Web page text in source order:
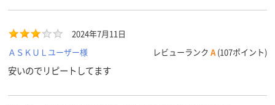
2024年7月11日
ＡＳＫＵＬユーザー様
レビューランク A (107ポイント)
安いのでリピートしてます